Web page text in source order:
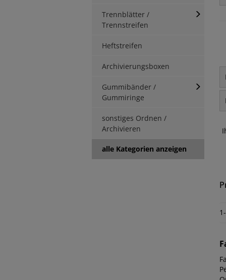
Trennblätter /
Trennstreifen
Heftstreifen
Archivierungsboxen
Gummibänder /
Gummiringe
sonstiges Ordnen /
Archivieren
alle Kategorien anzeigen